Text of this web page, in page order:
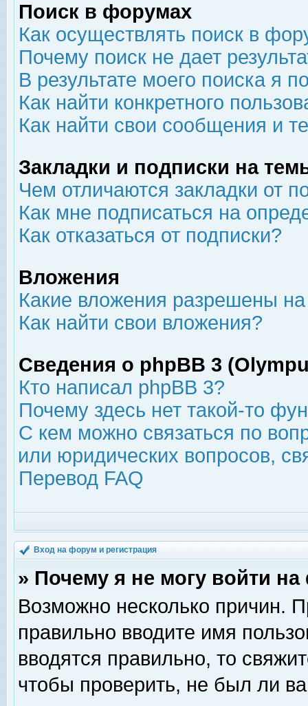
Поиск в форумах
Как осуществлять поиск в
Почему поиск не дает
В результате моего поиска я
Как найти конкретного
Как найти свои сообщения и
Закладки и подписки на
Чем отличаются закладки от
Как мне подписаться на
Как отказаться от подписки?
Вложения
Какие вложения разрешены
Как найти свои вложения?
Сведения о phpBB 3
Кто написал phpBB 3?
Почему здесь нет такой-то
С кем можно связаться по
или юридических вопросов,
Перевод FAQ
Вход на форум и регистрация
» Почему я не могу войти
Возможно несколько причин.
правильно вводите имя
вводятся правильно, то
чтобы проверить, не был ли